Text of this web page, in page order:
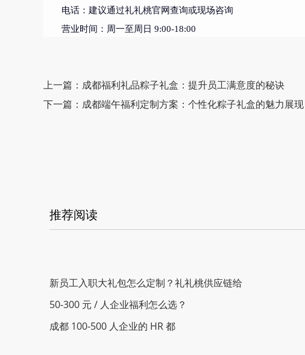
电话：建议通过礼礼桃官网查询或现场咨询
营业时间：周一至周日 9:00-18:00
上一篇：成都福利礼品粽子礼盒：提升员工满意度的秘诀
下一篇：成都端午福利定制方案：个性化粽子礼盒的魅力展现
推荐阅读
新员工入职大礼包怎么定制？礼礼桃供应链给
50-300 元 / 人企业福利怎么选？
成都 100-500 人企业的 HR 都